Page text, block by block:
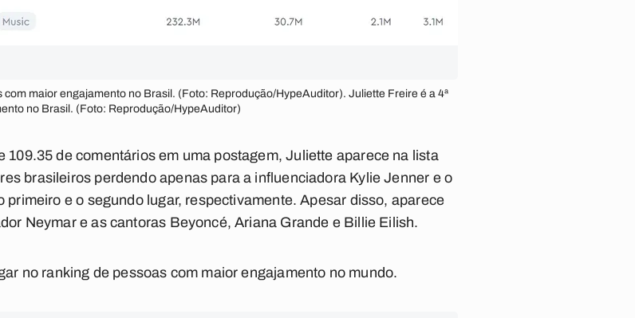
maior engajamento no Brasil. (Foto: Reprodução/HypeAuditor). Juliette Freire é a 4ª
no Brasil. (Foto: Reprodução/HypeAuditor)
109.35 de comentários em uma postagem, Juliette aparece na lista
brasileiros perdendo apenas para a influenciadora Kylie Jenner e o
e o segundo lugar, respectivamente. Apesar disso, aparece
Neymar e as cantoras Beyoncé, Ariana Grande e Billie Eilish.
no ranking de pessoas com maior engajamento no mundo.